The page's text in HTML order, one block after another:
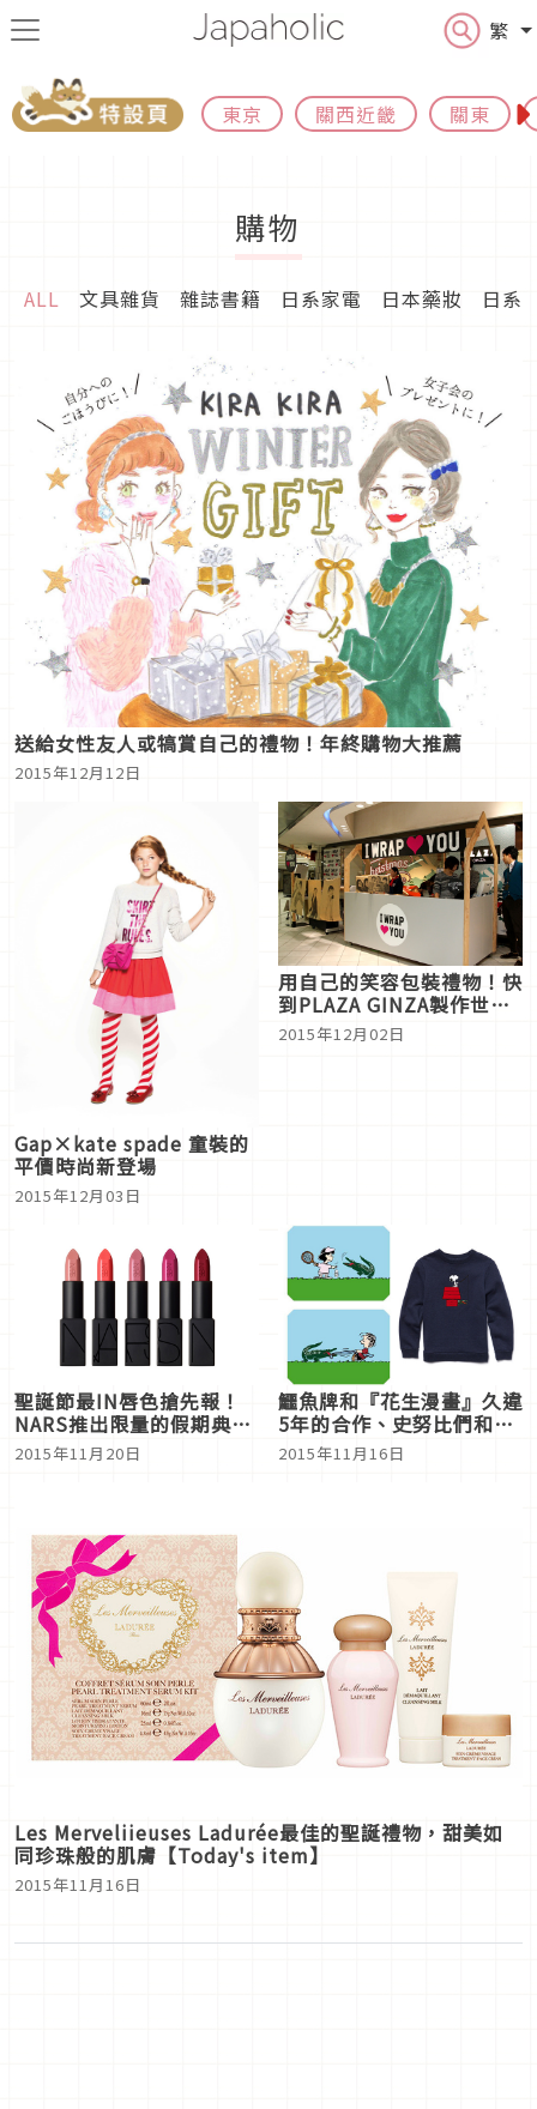
繁
東京 關西近畿 關東
購物
ALL 文具雜貨 雜誌書籍 日系家電 日本藥妝 日系
送給女性友人或犒賞自己的禮物！年終購物大推薦
2015年12月12日
Gap×kate spade 童裝的
平價時尚新登場
2015年12月03日
用自己的笑容包裝禮物！快
到PLAZA GINZA製作世界
唯一的聖誕禮物
2015年12月02日
聖誕節最IN唇色搶先報！
NARS推出限量的假期典藏
款
2015年11月20日
鱷魚牌和『花生漫畫』久違
5年的合作、史努比們和鱷
魚將爆走!
2015年11月16日
Les Merveliieuses Ladurée最佳的聖誕禮物，甜美如
同珍珠般的肌膚【Today's item】
2015年11月16日